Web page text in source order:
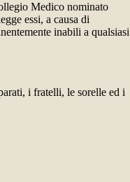
Medico nominato
essi, a causa di
inabili a qualsiasi
i fratelli, le sorelle ed i